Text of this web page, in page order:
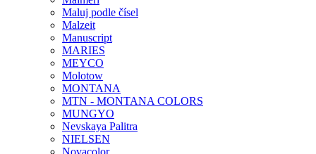
Maluj podle čísel
Malzeit
Manuscript
MARIES
MEYCO
Molotow
MONTANA
MTN - MONTANA COLORS
MUNGYO
Nevskaya Palitra
NIELSEN
Novacolor